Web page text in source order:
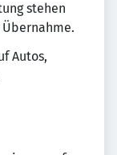
stehen
Autos,